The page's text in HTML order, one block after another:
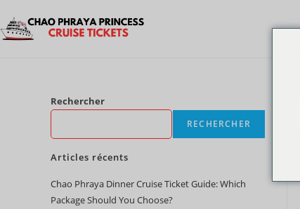
Rechercher
RECHERCHER
Articles récents
Chao Phraya Dinner Cruise Ticket Guide: Which
Package Should You Choose?